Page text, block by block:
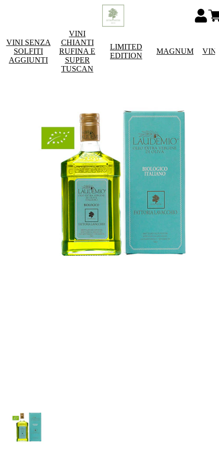
VINI SENZA
SOLFITI
AGGIUNTI
VINI
CHIANTI
RUFINA E
SUPER
TUSCAN
LIMITED
EDITION
MAGNUM